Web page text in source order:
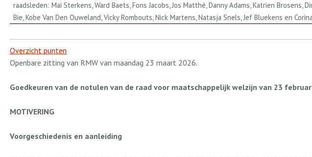
raadsleden: Mai Sterkens, Ward Baets, Fons Jacobs, Jos Matthé, Danny Adams, Katrien Brosens,
Bie, Kobe Van Den Ouweland, Vicky Rombouts, Nick Martens, Natasja Snels, Jef Bluekens en
Overzicht punten
Openbare zitting van RMW van maandag 23 maart 2026.
Goedkeuren van de notulen van de raad voor maatschappelijk welzijn van 23
MOTIVERING
Voorgeschiedenis en aanleiding